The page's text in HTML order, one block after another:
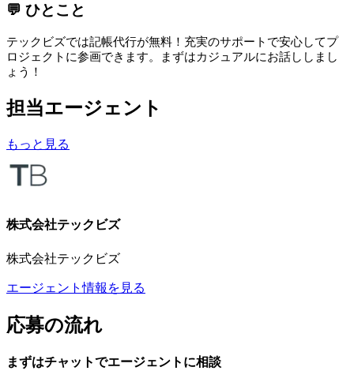
💬 ひとこと
テックビズでは記帳代行が無料！充実のサポートで安心してプ
ロジェクトに参画できます。まずはカジュアルにお話ししまし
ょう！
担当エージェント
もっと見る
株式会社テックビズ
株式会社テックビズ
エージェント情報を見る
応募の流れ
まずはチャットでエージェント に相談